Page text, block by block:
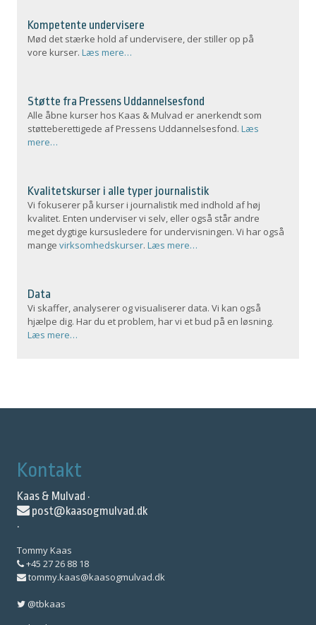
Kompetente undervisere
Mød det stærke hold af undervisere, der stiller op på
vore kurser.Læs mere…
Støtte fra Pressens Uddannelsesfond
Alle åbne kurser hos Kaas & Mulvad er anerkendt som
støtteberettigede af Pressens Uddannelsesfond.Læs
mere…
Kvalitetskurser i alle typer journalistik
Vi fokuserer på kurser i journalistik med indhold af høj
kvalitet. Enten underviser vi selv, eller også står andre
meget dygtige kursusledere for undervisningen. Vi har også
mangevirksomhedskurser.Læs mere…
Data
Vi skaffer, analyserer og visualiserer data. Vi kan også
hjælpe dig. Har du et problem, har vi et bud på en løsning.
Læs mere…
Kontakt
Kaas & Mulvad ·
post@kaasogmulvad.dk
·
Tommy Kaas
+45 27 26 88 18
tommy.kaas@kaasogmulvad.dk
@tbkaas